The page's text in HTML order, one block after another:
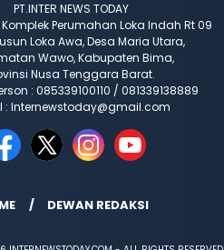
PT.INTER NEWS TODAY
Perumahan Loka Indah Rt 09
Loka Awa, Desa Maria Utara,
Wawo, Kabupaten Bima,
Nusa Tenggara Barat.
: 085339100110 / 081339138889
: Internewstoday@gmail.com
DEWAN REDAKSI